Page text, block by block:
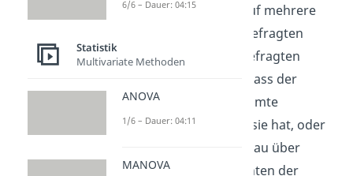
Gestiken oder Mimik auf mehrere
Arten Einfluss auf die Befragten
nehmen. Denken die Befragten
, dass der
Interviewer eine bestimmte
Erwartungshaltung an sie hat, oder
informiert er sie zu genau über
Hypothesen und Absichten der
6/6 – Dauer: 04:15
Statistik
Multivariate Methoden
ANOVA
1/6 – Dauer: 04:11
MANOVA